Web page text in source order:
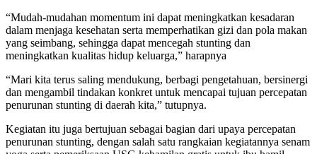
“Mudah-mudahan momentum ini dapat meningkatkan kesadaran
dalam menjaga kesehatan serta memperhatikan gizi dan pola makan
yang seimbang, sehingga dapat mencegah stunting dan
meningkatkan kualitas hidup keluarga,” harapnya
“Mari kita terus saling mendukung, berbagi pengetahuan, bersinergi
dan mengambil tindakan konkret untuk mencapai tujuan percepatan
penurunan stunting di daerah kita,” tutupnya.
Kegiatan itu juga bertujuan sebagai bagian dari upaya percepatan
penurunan stunting, dengan salah satu rangkaian kegiatannya senam